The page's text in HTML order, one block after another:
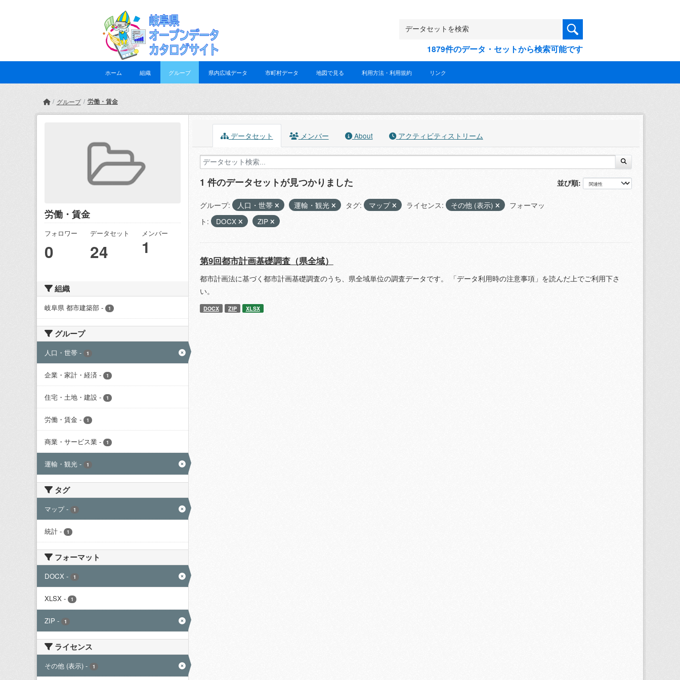
1879件のデータ・セットから検索可能です
ホーム 組織 グループ 県内広域データ 市町村データ 地図で見る 利用方法・利用規約 リンク
グループ 労働・賃金
労働・賃金
フォロワー
0
データセット
24
メンバー
1
組織
岐阜県 都市建築部 - 1
グループ
人口・世帯 - 1
企業・家計・経済 - 1
住宅・土地・建設 - 1
労働・賃金 - 1
商業・サービス業 - 1
運輸・観光 - 1
タグ
マップ - 1
統計 - 1
フォーマット
DOCX - 1
XLSX - 1
ZIP - 1
ライセンス
その他 (表示) - 1
データセット メンバー About アクティビティストリーム
並び順
1 件のデータセットが見つかりました
グループ: 人口・世帯 運輸・観光 タグ: マップ ライセンス: その他 (表示)
フォーマッ
ト:
DOCX ZIP
第9回都市計画基礎調査（県全域）
都市計画法に基づく都市計画基礎調査のうち、県全域単位の調査データです。 「データ利用時の注意事項」を読んだ上でご利用下さ
い。
DOCX ZIP XLSX